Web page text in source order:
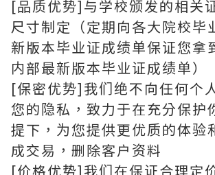
[品质优势]与学校颁发的相关
尺寸制定（定期向各大院校毕
新版本毕业证成绩单保证您拿
内部最新版本毕业证成绩单）
[保密优势]我们绝不向任何个
您的隐私，致力于在充分保护
提下，为您提供更优质的体验
成交易，删除客户资料
[价格优势]我们在保证合理定